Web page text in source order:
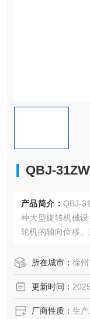
QBJ-
产品简介： QBJ-
种大型旋转机械
轮机的轴向位移
动提供报警与停机
所在城市： 徐州
更新时间：
厂商性质： 生